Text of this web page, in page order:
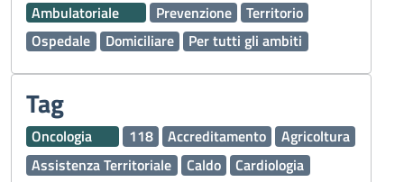
Ambulatoriale Prevenzione
Territorio
Ospedale
Domiciliare Per tutti gli ambiti
Tag
Oncologia 118 Accreditamento
Agricoltura
Assistenza Territoriale
Caldo
Cardiologia